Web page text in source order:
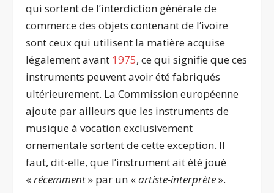
qui sortent de l’interdiction générale de
commerce des objets contenant de l’ivoire
sont ceux qui utilisent la matière acquise
légalement avant 1975, ce qui signifie que ces
instruments peuvent avoir été fabriqués
ultérieurement. La Commission européenne
ajoute par ailleurs que les instruments de
musique à vocation exclusivement
ornementale sortent de cette exception. Il
faut, dit-elle, que l’instrument ait été joué
«récemment» par un «artiste-interprète».